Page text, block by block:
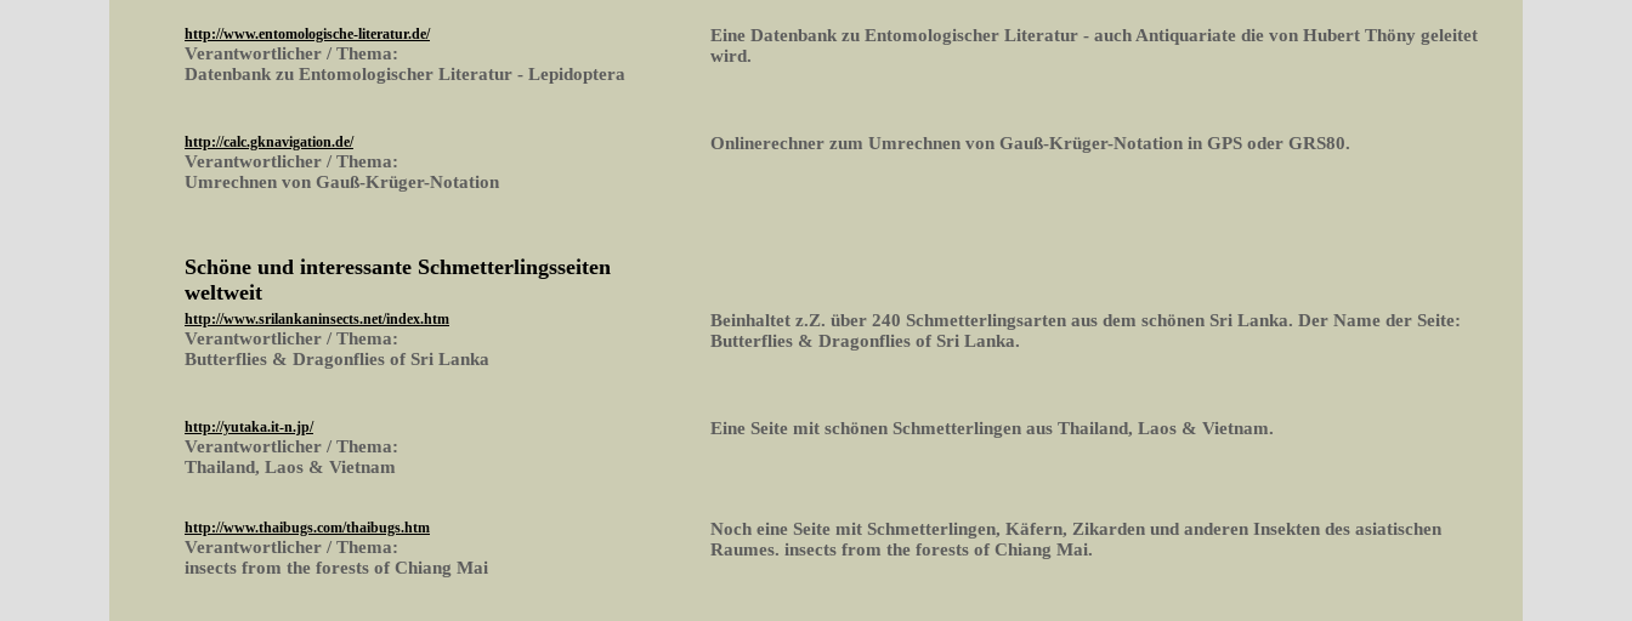
http://www.entomologische-literatur.de/
Verantwortlicher / Thema:
Datenbank zu Entomologischer Literatur - Lepidoptera
Eine Datenbank zu Entomologischer Literatur - auch Antiquariate die von Hubert Thöny geleitet
wird.
http://calc.gknavigation.de/
Verantwortlicher / Thema:
Umrechnen von Gauß-Krüger-Notation
Onlinerechner zum Umrechnen von Gauß-Krüger-Notation in GPS oder GRS80.
Schöne und interessante Schmetterlingsseiten
weltweit
http://www.srilankaninsects.net/index.htm
Verantwortlicher / Thema:
Butterflies & Dragonflies of Sri Lanka
Beinhaltet z.Z. über 240 Schmetterlingsarten aus dem schönen Sri Lanka. Der Name der Seite:
Butterflies & Dragonflies of Sri Lanka.
http://yutaka.it-n.jp/
Verantwortlicher / Thema:
Thailand, Laos & Vietnam
Eine Seite mit schönen Schmetterlingen aus Thailand, Laos & Vietnam.
http://www.thaibugs.com/thaibugs.htm
Verantwortlicher / Thema:
insects from the forests of Chiang Mai
Noch eine Seite mit Schmetterlingen, Käfern, Zikarden und anderen Insekten des asiatischen
Raumes. insects from the forests of Chiang Mai.